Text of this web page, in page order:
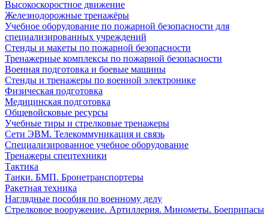
Высокоскоростное движение
Железнодорожные тренажёры
Учебное оборудование по пожарной безопасности для
специализированных учреждений
Стенды и макеты по пожарной безопасности
Тренажерные комплексы по пожарной безопасности
Военная подготовка и боевые машины
Стенды и тренажеры по военной электронике
Физическая подготовка
Медицинская подготовка
Общевойсковые ресурсы
Учебные тиры и стрелковые тренажеры
Сети ЭВМ. Телекоммуникация и связь
Специализированное учебное оборудование
Тренажеры спецтехники
Тактика
Танки. БМП. Бронетранспортеры
Ракетная техника
Наглядные пособия по военному делу
Стрелковое вооружение. Артиллерия. Минометы. Боеприпасы